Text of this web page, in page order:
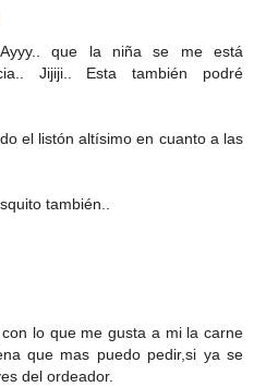
Ayyy.. que la niña se me está
Jijiji.. Esta también podré
el listón altísimo en cuanto a las
también..
lo que me gusta a mi la carne
que mas puedo pedir,si ya se
del ordeador.